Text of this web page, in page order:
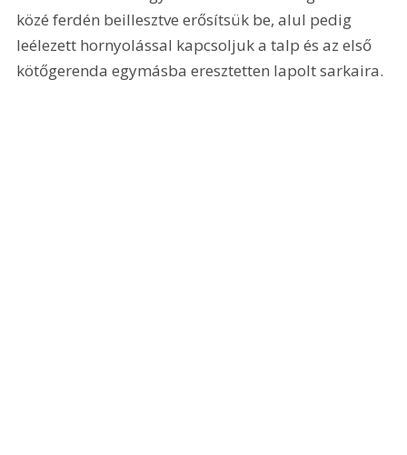
közé ferdén beillesztve erősítsük be, alul pedig
leélezett hornyolással kapcsoljuk a talp és az első
kötőgerenda egymásba eresztetten lapolt sarkaira.